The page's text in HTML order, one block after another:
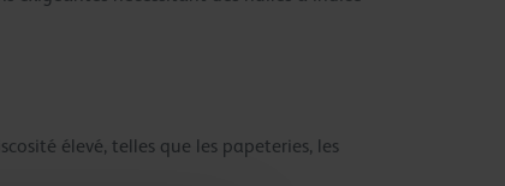
élevé, telles que les papeteries, les